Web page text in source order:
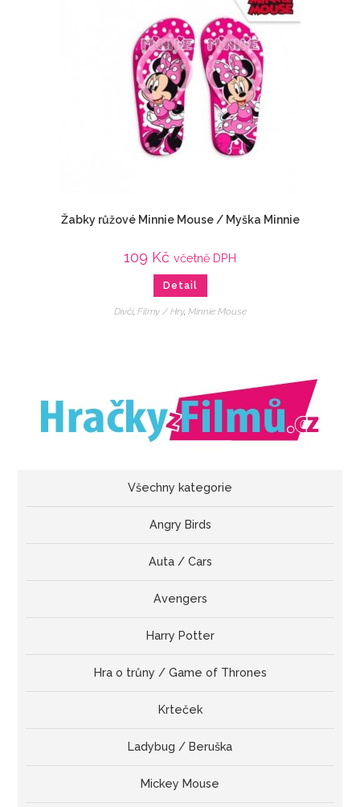
Žabky růžové Minnie Mouse / Myška Minnie
109 Kč včetně DPH
Detail
Dívčí, Filmy / Hry, Minnie Mouse
Všechny kategorie
Angry Birds
Auta / Cars
Avengers
Harry Potter
Hra o trůny / Game of Thrones
Krteček
Ladybug / Beruška
Mickey Mouse